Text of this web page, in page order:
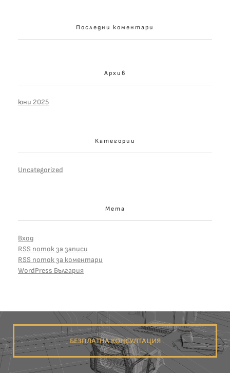
Последни коментари
Архив
юни 2025
Категории
Uncategorized
Мета
Вход
RSS поток за записи
RSS поток за коментари
WordPress България
БЕЗПЛАТНА КОНСУЛТАЦИЯ